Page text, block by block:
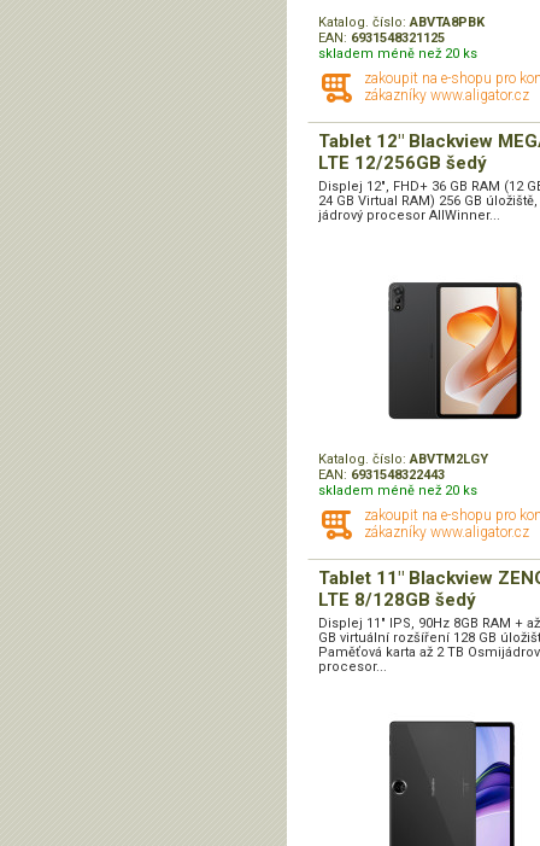
Katalog. číslo:ABVTA8PBK
EAN: 6931548321125
skladem méně než 20 ks
zakoupit na e-shopu pro
zákazníky www.aligator.cz
Tablet 12" Blackview
LTE 12/256GB šedý
Displej 12", FHD+ 36 GB RAM (12
24 GB Virtual RAM) 256 GB úložiště,
jádrový procesor AllWinner...
Katalog. číslo:ABVTM2LGY
EAN: 6931548322443
skladem méně než 20 ks
zakoupit na e-shopu pro
zákazníky www.aligator.cz
Tablet 11" Blackview
LTE 8/128GB šedý
Displej 11" IPS, 90Hz 8GB RAM +
GB virtuální rozšíření 128 GB
Paměťová karta až 2 TB
procesor...